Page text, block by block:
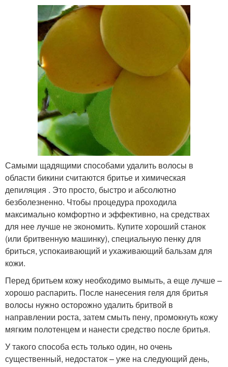
Самыми щадящими способами удалить волосы в
области бикини считаются бритье и химическая
депиляция . Это просто, быстро и абсолютно
безболезненно. Чтобы процедура проходила
максимально комфортно и эффективно, на средствах
для нее лучше не экономить. Купите хороший станок
(или бритвенную машинку), специальную пенку для
бриться, успокаивающий и ухаживающий бальзам для
кожи.
Перед бритьем кожу необходимо вымыть, а еще лучше –
хорошо распарить. После нанесения геля для бритья
волосы нужно осторожно удалить бритвой в
направлении роста, затем смыть пену, промокнуть кожу
мягким полотенцем и нанести средство после бритья.
У такого способа есть только один, но очень
существенный, недостаток – уже на следующий день,